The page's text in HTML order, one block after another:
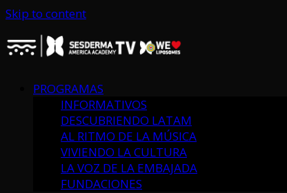
Skip to content
PROGRAMAS
INFORMATIVOS
DESCUBRIENDO LATAM
AL RITMO DE LA MÚSICA
VIVIENDO LA CULTURA
LA VOZ DE LA EMBAJADA
FUNDACIONES